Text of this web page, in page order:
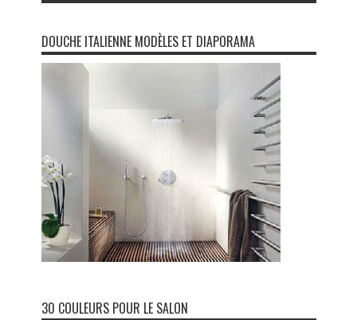
DOUCHE ITALIENNE MODÈLES ET DIAPORAMA
30 COULEURS POUR LE SALON